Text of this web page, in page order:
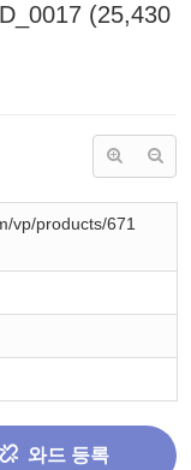
(25,430
vp/products/671
와드 등록